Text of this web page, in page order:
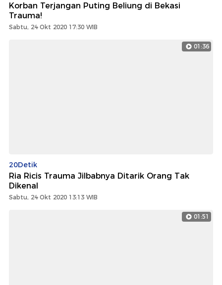
Korban Terjangan Puting Beliung di Bekasi
Trauma!
Sabtu, 24 Okt 2020 17:30 WIB
01:36
20Detik
Ria Ricis Trauma Jilbabnya Ditarik Orang Tak
Dikenal
Sabtu, 24 Okt 2020 13:13 WIB
01:51